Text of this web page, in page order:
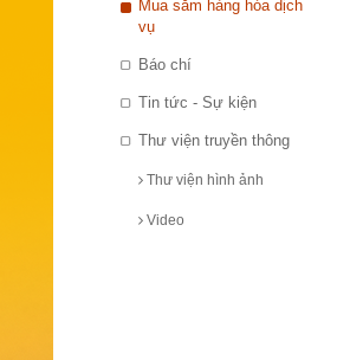
Mua sắm hàng hóa dịch
vụ
Báo chí
Tin tức - Sự kiện
Thư viện truyền thông
Thư viện hình ảnh
Video